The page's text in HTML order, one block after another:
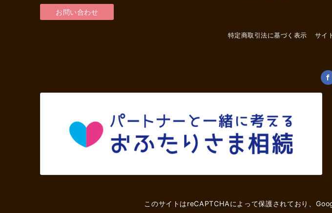
お問い合わせ
特定商取引法に基づく表示 サイ
このサイトはreCAPTCHAによって保護されており、